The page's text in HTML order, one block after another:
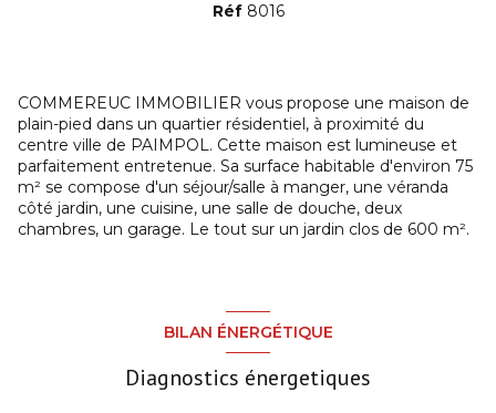
Réf 8016
COMMEREUC IMMOBILIER vous propose une maison de
plain-pied dans un quartier résidentiel, à proximité du
centre ville de PAIMPOL. Cette maison est lumineuse et
parfaitement entretenue. Sa surface habitable d'environ 75
m² se compose d'un séjour/salle à manger, une véranda
côté jardin, une cuisine, une salle de douche, deux
chambres, un garage. Le tout sur un jardin clos de 600 m².
BILAN ÉNERGÉTIQUE
Diagnostics énergetiques